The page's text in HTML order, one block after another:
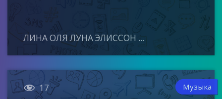
ЛИНА ОЛЯ ЛУНА ЭЛИССОН ...
 17 Музыка